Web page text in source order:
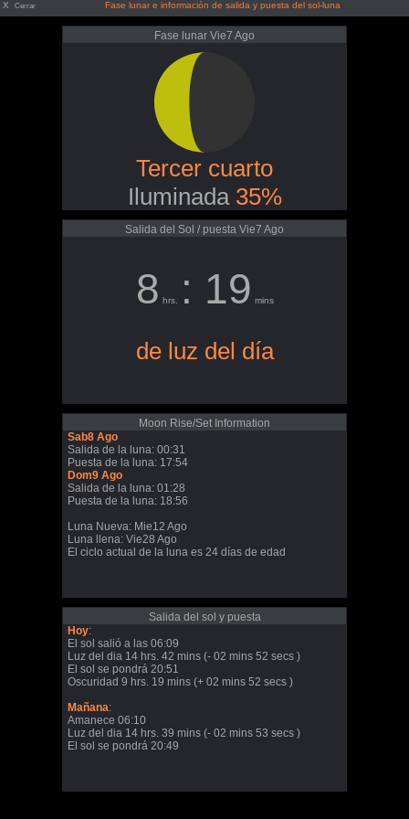
X Cerrar Fase lunar e información de salida y puesta del sol-luna
Fase lunar Vie7 Ago
Tercer cuarto
Iluminada 35%
Salida del Sol / puesta Vie7 Ago
8 hrs. : 19 mins
de luz del día
Moon Rise/Set Information
Sab8 Ago
Salida de la luna: 00:31
Puesta de la luna: 17:54
Dom9 Ago
Salida de la luna: 01:28
Puesta de la luna: 18:56
Luna Nueva: Mie12 Ago
Luna llena: Vie28 Ago
El ciclo actual de la luna es 24 días de edad
Salida del sol y puesta
Hoy:
El sol salió a las 06:09
Luz del dia 14 hrs. 42 mins (- 02 mins 52 secs )
El sol se pondrá 20:51
Oscuridad 9 hrs. 19 mins (+ 02 mins 52 secs )
Mañana:
Amanece 06:10
Luz del dia 14 hrs. 39 mins (- 02 mins 53 secs )
El sol se pondrá 20:49